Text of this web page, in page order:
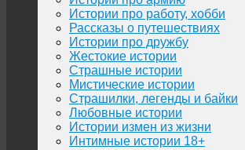
Истории про работу, хобби
Рассказы о путешествиях
Истории про дружбу
Жестокие истории
Страшные истории
Мистические истории
Страшилки, легенды и байки
Любовные истории
Истории измен из жизни
Интимные истории 18+